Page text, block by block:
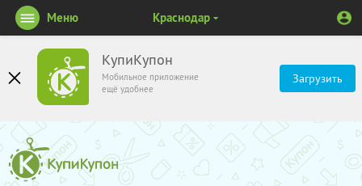
КупиКупон
Мобильное приложение
ещё удобнее
Загрузить
Меню Краснодар